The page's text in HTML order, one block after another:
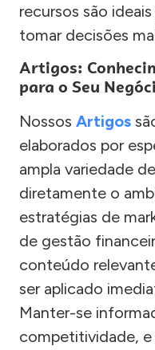
recursos são
tomar decisões
Artigos:
para o Seu
Nossos Artigos
elaborados por
ampla variedade
diretamente o
estratégias de
de gestão
conteúdo
ser aplicado
Manter-se
competitividade, e